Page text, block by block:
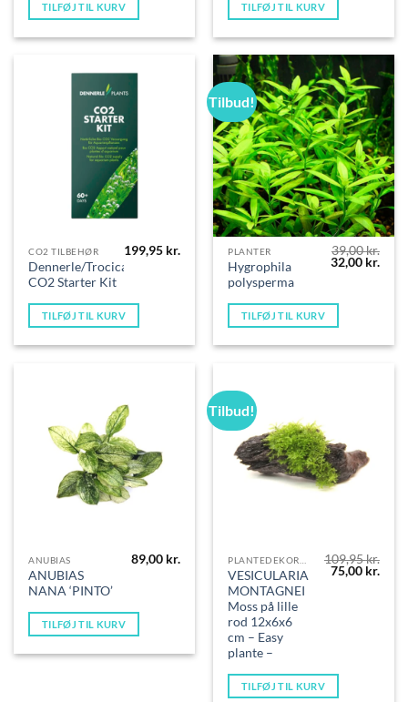
TILFØJ TIL KURV TILFØJ TIL KURV
CO2 TILBEHØR
Dennerle/Trocica
CO2 Starter Kit
199,95 kr.
TILFØJ TIL KURV
Tilbud!
PLANTER
Hygrophila
polysperma
39,00kr.
Den
oprindelige
39,00 kr..
32,00 kr.
TILFØJ TIL KURV
ANUBIAS
ANUBIAS
NANA ‘PINTO’
89,00 kr.
TILFØJ TIL KURV
Tilbud!
VESICULARIA
MONTAGNEI
Moss på lille
rod 12x6x6
cm – Easy
plante –
109,95kr.
Den
oprindelige
75,00 kr.
TILFØJ TIL KURV